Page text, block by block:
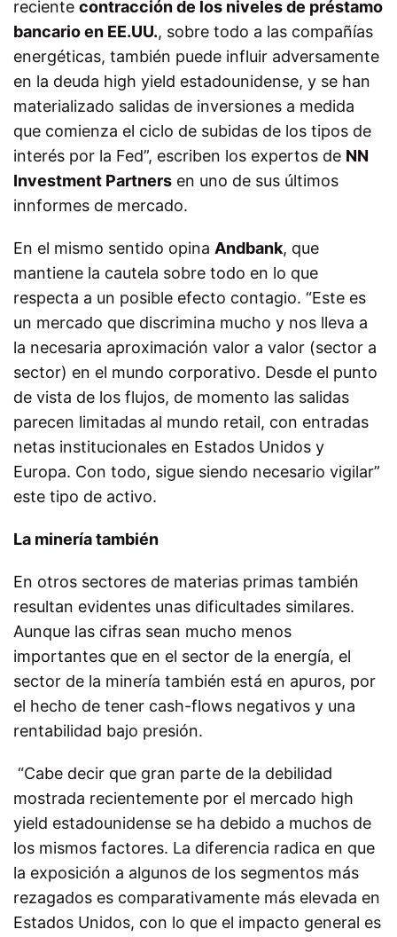
reciente contracción de los niveles de préstamo
bancario en EE.UU., sobre todo a las compañías
energéticas, también puede influir adversamente
en la deuda high yield estadounidense, y se han
materializado salidas de inversiones a medida
que comienza el ciclo de subidas de los tipos de
interés por la Fed”, escriben los expertos de NN
Investment Partners en uno de sus últimos
innformes de mercado.
En el mismo sentido opina Andbank, que
mantiene la cautela sobre todo en lo que
respecta a un posible efecto contagio. “Este es
un mercado que discrimina mucho y nos lleva a
la necesaria aproximación valor a valor (sector a
sector) en el mundo corporativo. Desde el punto
de vista de los flujos, de momento las salidas
parecen limitadas al mundo retail, con entradas
netas institucionales en Estados Unidos y
Europa. Con todo, sigue siendo necesario vigilar”
este tipo de activo.
La minería también
En otros sectores de materias primas también
resultan evidentes unas dificultades similares.
Aunque las cifras sean mucho menos
importantes que en el sector de la energía, el
sector de la minería también está en apuros, por
el hecho de tener cash-flows negativos y una
rentabilidad bajo presión.
“Cabe decir que gran parte de la debilidad
mostrada recientemente por el mercado high
yield estadounidense se ha debido a muchos de
los mismos factores. La diferencia radica en que
la exposición a algunos de los segmentos más
rezagados es comparativamente más elevada en
Estados Unidos, con lo que el impacto general es